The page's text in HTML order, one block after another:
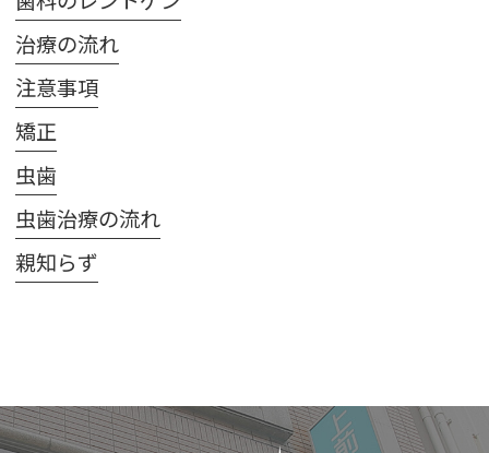
治療の流れ
注意事項
矯正
虫歯
虫歯治療の流れ
親知らず